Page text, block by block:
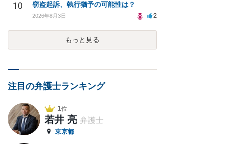
10 窃盗起訴、執行猶予の可能性は？
2026年8月3日 2
もっと見る
注目の弁護士ランキング
1位
若井 亮 弁護士
東京都